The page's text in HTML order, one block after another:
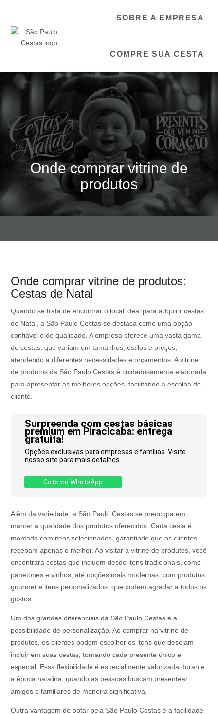
SOBRE A EMPRESA
COMPRE SUA CESTA
Onde comprar vitrine de
produtos
Onde comprar vitrine de produtos:
Cestas de Natal
Quando se trata de encontrar o local ideal para adquirir cestas
de Natal, a São Paulo Cestas se destaca como uma opção
confiável e de qualidade. A empresa oferece uma vasta gama
de cestas, que variam em tamanhos, estilos e preços,
atendendo a diferentes necessidades e orçamentos. A vitrine
de produtos da São Paulo Cestas é cuidadosamente elaborada
para apresentar as melhores opções, facilitando a escolha do
cliente.
Surpreenda com cestas básicas
premium em Piracicaba: entrega
gratuita!
Opções exclusivas para empresas e famílias. Visite
nosso site para mais detalhes.
Cote via WhatsApp
Além da variedade, a São Paulo Cestas se preocupa em
manter a qualidade dos produtos oferecidos. Cada cesta é
montada com itens selecionados, garantindo que os clientes
recebam apenas o melhor. Ao visitar a vitrine de produtos, você
encontrará cestas que incluem desde itens tradicionais, como
panetones e vinhos, até opções mais modernas, com produtos
gourmet e itens personalizados, que podem agradar a todos os
gostos.
Um dos grandes diferenciais da São Paulo Cestas é a
possibilidade de personalização. Ao comprar na vitrine de
produtos, os clientes podem escolher os itens que desejam
incluir em suas cestas, tornando cada presente único e
especial. Essa flexibilidade é especialmente valorizada durante
a época natalina, quando as pessoas buscam presentear
amigos e familiares de maneira significativa.
Outra vantagem de optar pela São Paulo Cestas é a facilidade